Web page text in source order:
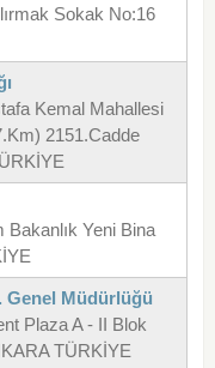
Sokak No:16
Kemal Mahallesi
2151.Cadde
Yeni Bina
Genel Müdürlüğü
Plaza A - II Blok
TÜRKİYE